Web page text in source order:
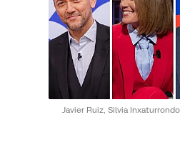
Javier Ruiz, Silvia